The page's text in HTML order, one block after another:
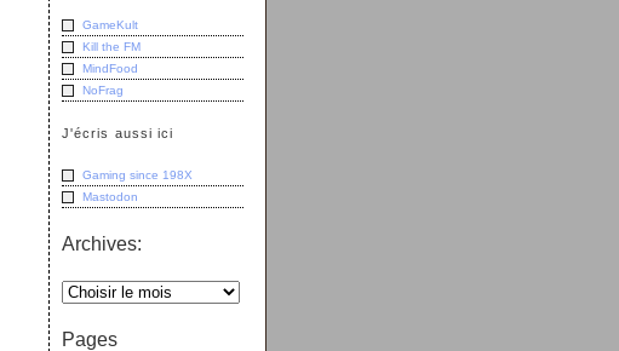
GameKult
Kill the FM
MindFood
NoFrag
J'écris aussi ici
Gaming since 198X
Mastodon
Archives:
Pages